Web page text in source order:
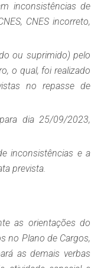
inconsistências de
CNES incorreto,
ou suprimido) pelo
o qual, foi realizado
no repasse de
dia 25/09/2023,
inconsistências e a
prevista.
as orientações do
no Plano de Cargos,
as demais verbas